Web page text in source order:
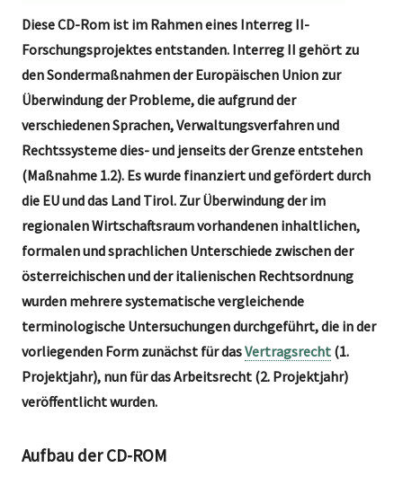
Diese CD-Rom ist im Rahmen eines Interreg II-
Forschungsprojektes entstanden. Interreg II gehört zu
den Sondermaßnahmen der Europäischen Union zur
Überwindung der Probleme, die aufgrund der
verschiedenen Sprachen, Verwaltungsverfahren und
Rechtssysteme dies- und jenseits der Grenze entstehen
(Maßnahme 1.2). Es wurde finanziert und gefördert durch
die EU und das Land Tirol. Zur Überwindung der im
regionalen Wirtschaftsraum vorhandenen inhaltlichen,
formalen und sprachlichen Unterschiede zwischen der
österreichischen und der italienischen Rechtsordnung
wurden mehrere systematische vergleichende
terminologische Untersuchungen durchgeführt, die in der
vorliegenden Form zunächst für dasVertragsrecht (1.
Projektjahr), nun für das Arbeitsrecht (2. Projektjahr)
veröffentlicht wurden.
Aufbau der CD-ROM